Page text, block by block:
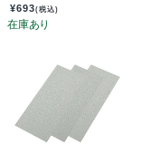
¥693(税込)